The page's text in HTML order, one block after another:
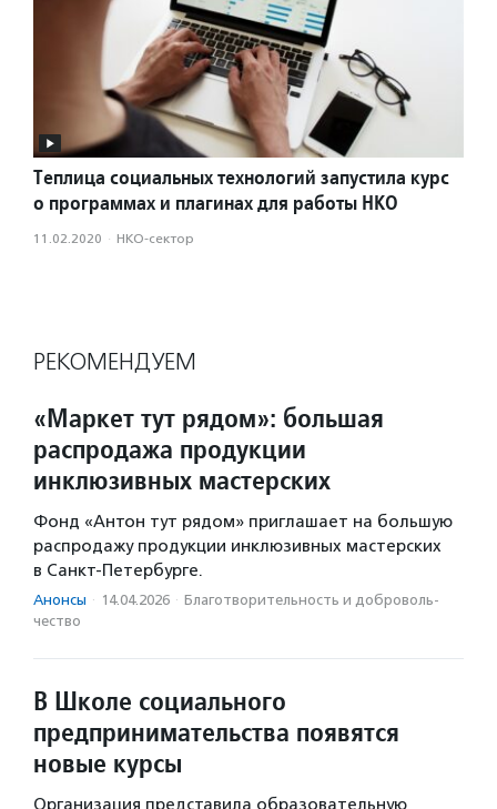
Теплица социальных технологий запустила курс
о программах и плагинах для работы НКО
11.02.2020 · НКО-сектор
РЕКОМЕНДУЕМ
«Маркет тут рядом»: большая
распродажа продукции
инклюзивных мастерских
Фонд «Антон тут рядом» приглашает на большую
распродажу продукции инклюзивных мастерских
в Санкт-Петербурге.
Анонсы · 14.04.2026 · Благотвори­тель­ность и доброволь­
чест­во
В Школе социального
предпринимательства появятся
новые курсы